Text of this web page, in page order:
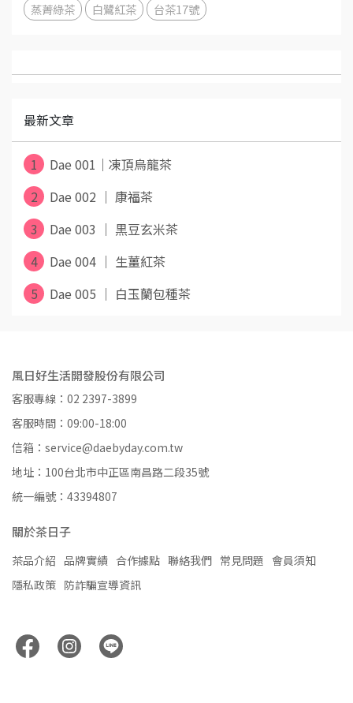
蒸菁綠茶
白鷺紅茶 台茶17號
最新文章
1
Dae 001｜凍頂烏龍茶
2
Dae 002 ｜ 康福茶
3
Dae 003 ｜ 黒豆玄米茶
4
Dae 004 ｜ 生薑紅茶
5
Dae 005 ｜ 白玉蘭包種茶
風日好生活開發股份有限公司
客服專線：02 2397-3899
客服時間：09:00-18:00
信箱：service@daebyday.com.tw
地址：100台北市中正區南昌路二段35號
統一編號：43394807
關於茶日子
茶品介紹 品牌實績 合作據點 聯絡我們 常見問題 會員須知
隱私政策 防詐騙宣導資訊